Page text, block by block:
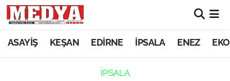
ASAYİŞ KEŞAN EDİRNE İPSALA ENEZ
İPSALA
KEŞAN